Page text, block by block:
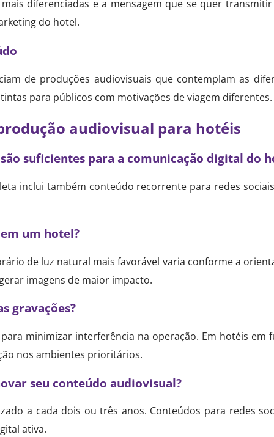
diferenciadas e a mensagem que se quer
do hotel.
de produções audiovisuais que contemplam as
para públicos com motivações de viagem diferentes.
audiovisual para hotéis
suficientes para a comunicação digital do
inclui também conteúdo recorrente para redes
um hotel?
de luz natural mais favorável varia conforme a
imagens de maior impacto.
gravações?
minimizar interferência na operação. Em hotéis em
nos ambientes prioritários.
seu conteúdo audiovisual?
a cada dois ou três anos. Conteúdos para redes
ativa.